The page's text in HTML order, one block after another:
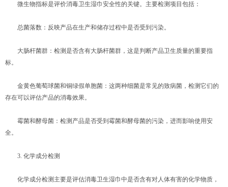
微生物指标是评价消毒卫生湿巾安全性的关键。主要检测项目包括：
总菌落数：反映产品在生产和储存过程中是否受到污染。
大肠杆菌群：检测是否含有大肠杆菌群，这是判断产品卫生质量的重要指
标。
金黄色葡萄球菌和铜绿假单胞菌：这两种细菌是常见的致病菌，检测它们的
存在可以评估产品的消毒效果。
霉菌和酵母菌：检测产品是否受到霉菌和酵母菌的污染，进而影响使用安
全。
3. 化学成分检测
化学成分检测主要是评估消毒卫生湿巾中是否含有对人体有害的化学物质，